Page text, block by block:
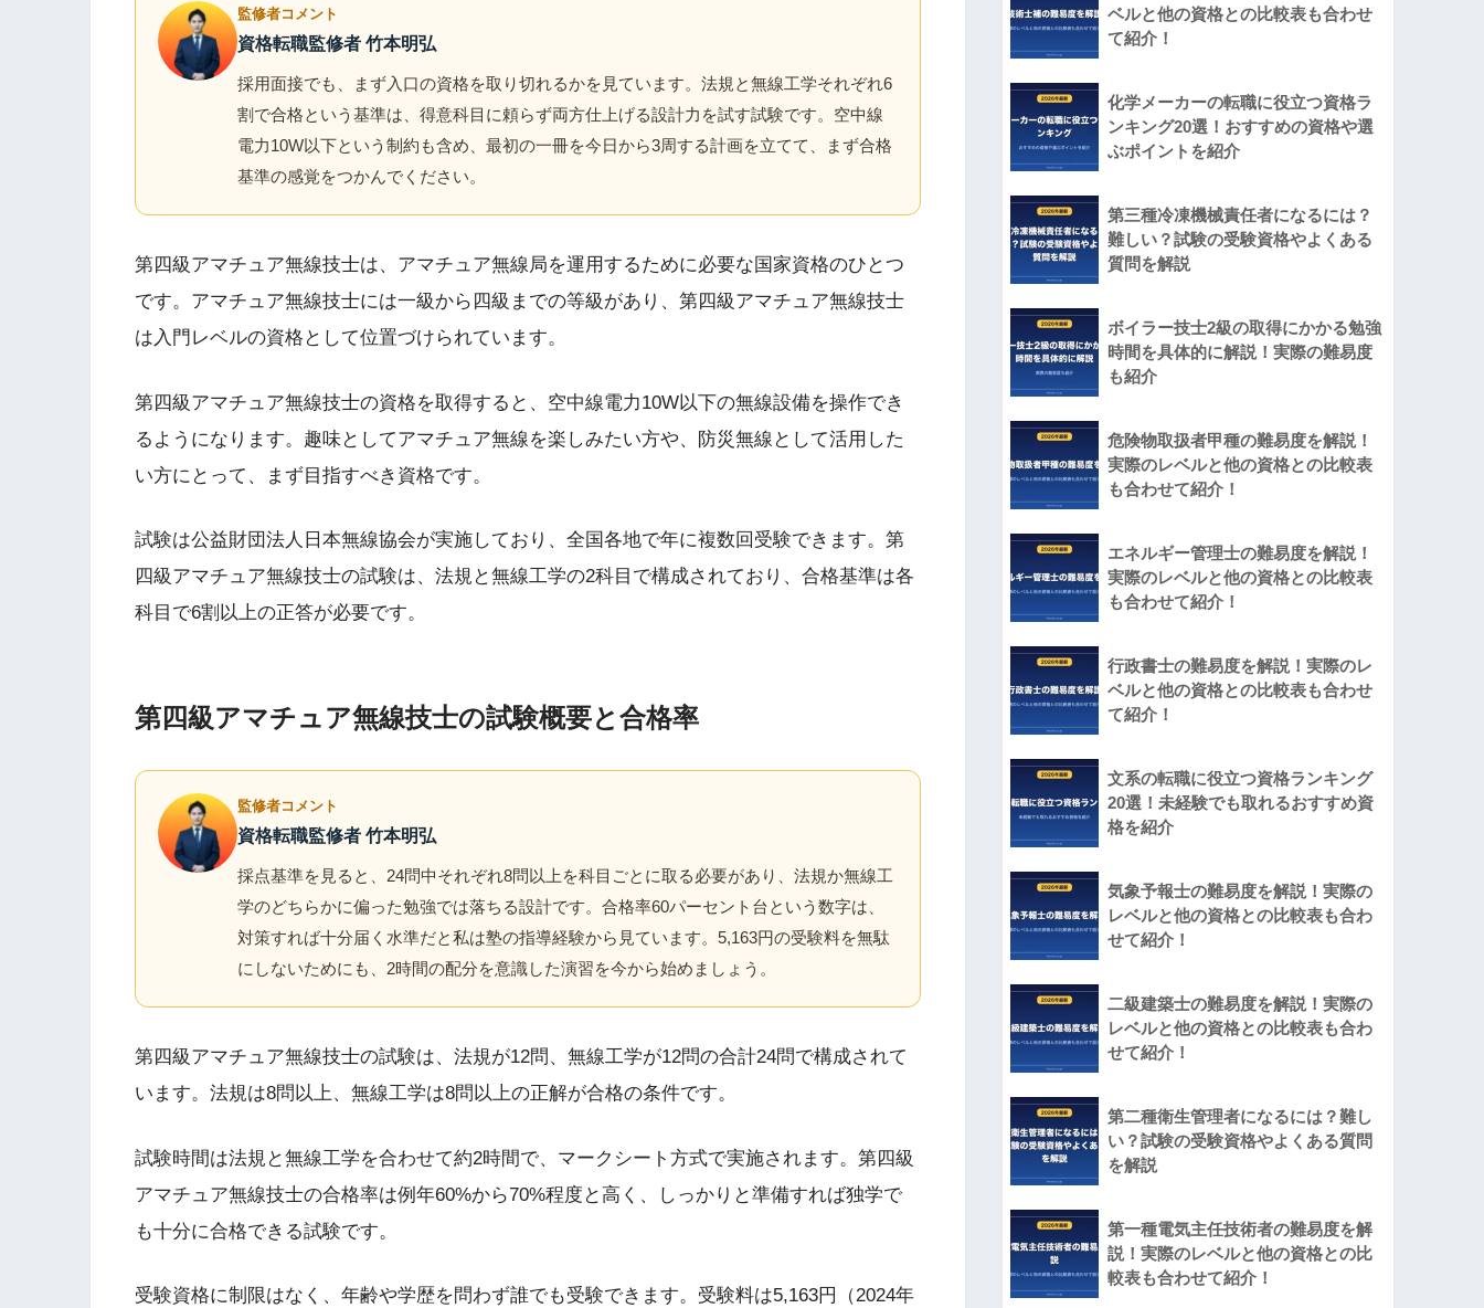
監修者コメント
資格転職監修者 竹本明弘
採用面接でも、まず入口の資格を取り切れるかを見ています。法規と無線工学それぞれ6
割で合格という基準は、得意科目に頼らず両方仕上げる設計力を試す試験です。空中線
電力10W以下という制約も含め、最初の一冊を今日から3周する計画を立てて、まず合格
基準の感覚をつかんでください。
第四級アマチュア無線技士は、アマチュア無線局を運用するために必要な国家資格のひとつ
です。アマチュア無線技士には一級から四級までの等級があり、第四級アマチュア無線技士
は入門レベルの資格として位置づけられています。
第四級アマチュア無線技士の資格を取得すると、空中線電力10W以下の無線設備を操作でき
るようになります。趣味としてアマチュア無線を楽しみたい方や、防災無線として活用した
い方にとって、まず目指すべき資格です。
試験は公益財団法人日本無線協会が実施しており、全国各地で年に複数回受験できます。第
四級アマチュア無線技士の試験は、法規と無線工学の2科目で構成されており、合格基準は各
科目で6割以上の正答が必要です。
第四級アマチュア無線技士の試験概要と合格率
監修者コメント
資格転職監修者 竹本明弘
採点基準を見ると、24問中それぞれ8問以上を科目ごとに取る必要があり、法規か無線工
学のどちらかに偏った勉強では落ちる設計です。合格率60パーセント台という数字は、
対策すれば十分届く水準だと私は塾の指導経験から見ています。5,163円の受験料を無駄
にしないためにも、2時間の配分を意識した演習を今から始めましょう。
第四級アマチュア無線技士の試験は、法規が12問、無線工学が12問の合計24問で構成されて
います。法規は8問以上、無線工学は8問以上の正解が合格の条件です。
試験時間は法規と無線工学を合わせて約2時間で、マークシート方式で実施されます。第四級
アマチュア無線技士の合格率は例年60%から70%程度と高く、しっかりと準備すれば独学で
も十分に合格できる試験です。
受験資格に制限はなく、年齢や学歴を問わず誰でも受験できます。受験料は5,163円（2024年
ベルと他の資格との比較表も合わせ
て紹介！
化学メーカーの転職に役立つ資格ラ
ンキング20選！おすすめの資格や選
ぶポイントを紹介
第三種冷凍機械責任者になるには？
難しい？試験の受験資格やよくある
質問を解説
ボイラー技士2級の取得にかかる勉強
時間を具体的に解説！実際の難易度
も紹介
危険物取扱者甲種の難易度を解説！
実際のレベルと他の資格との比較表
も合わせて紹介！
エネルギー管理士の難易度を解説！
実際のレベルと他の資格との比較表
も合わせて紹介！
行政書士の難易度を解説！実際のレ
ベルと他の資格との比較表も合わせ
て紹介！
文系の転職に役立つ資格ランキング
20選！未経験でも取れるおすすめ資
格を紹介
気象予報士の難易度を解説！実際の
レベルと他の資格との比較表も合わ
せて紹介！
二級建築士の難易度を解説！実際の
レベルと他の資格との比較表も合わ
せて紹介！
第二種衛生管理者になるには？難し
い？試験の受験資格やよくある質問
を解説
第一種電気主任技術者の難易度を解
説！実際のレベルと他の資格との比
較表も合わせて紹介！